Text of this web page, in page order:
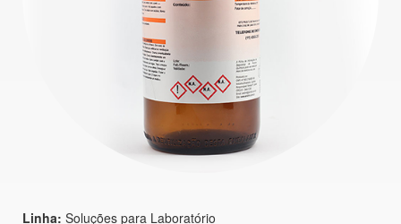
Linha: Soluções para Laboratório